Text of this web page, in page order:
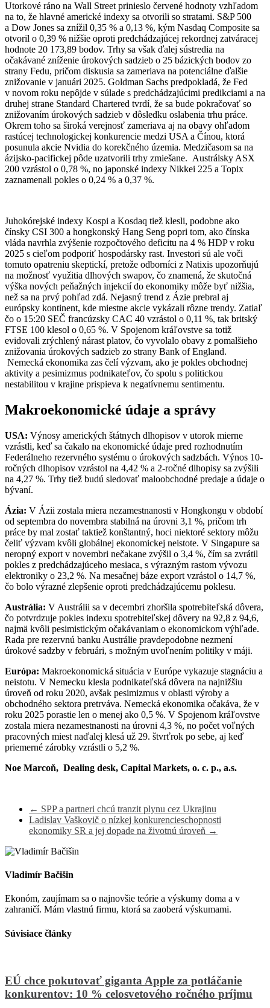
Utorkové ráno na Wall Street prinieslo červené hodnoty vzhľadom
na to, že hlavné americké indexy sa otvorili so stratami. S&P 500
a Dow Jones sa znížil 0,35 % a 0,13 %, kým Nasdaq Composite sa
otvoril o 0,39 % nižšie oproti predchádzajúcej rekordnej zatváracej
hodnote 20 173,89 bodov. Trhy sa však ďalej sústredia na
očakávané zníženie úrokových sadzieb o 25 bázických bodov zo
strany Fedu, pričom diskusia sa zameriava na potenciálne ďalšie
znižovanie v januári 2025. Goldman Sachs predpokladá, že Fed
v novom roku nepôjde v súlade s predchádzajúcimi predikciami a na
druhej strane Standard Chartered tvrdí, že sa bude pokračovať so
znižovaním úrokových sadzieb v dôsledku oslabenia trhu práce.
Okrem toho sa široká verejnosť zameriava aj na obavy ohľadom
rastúcej technologickej konkurencie medzi USA a Čínou, ktorá
posunula akcie Nvidia do korekčného územia. Medzičasom sa na
ázijsko-pacifickej pôde uzatvorili trhy zmiešane. Austrálsky ASX
200 vzrástol o 0,78 %, no japonské indexy Nikkei 225 a Topix
zaznamenali pokles o 0,24 % a 0,37 %.
Juhokórejské indexy Kospi a Kosdaq tiež klesli, podobne ako
čínsky CSI 300 a hongkonský Hang Seng popri tom, ako čínska
vláda navrhla zvýšenie rozpočtového deficitu na 4 % HDP v roku
2025 s cieľom podporiť hospodársky rast. Investori sú ale voči
tomuto opatreniu skeptickí, pretože odborníci z Natixis upozorňujú
na možnosť využitia dlhových swapov, čo znamená, že skutočná
výška nových peňažných injekcií do ekonomiky môže byť nižšia,
než sa na prvý pohľad zdá. Nejasný trend z Ázie prebral aj
európsky kontinent, kde miestne akcie vykázali rôzne trendy. Zatiaľ
čo o 15:20 SEČ francúzsky CAC 40 vzrástol o 0,11 %, tak britský
FTSE 100 klesol o 0,65 %. V Spojenom kráľovstve sa totiž
evidovali zrýchlený nárast platov, čo vyvolalo obavy z pomalšieho
znižovania úrokových sadzieb zo strany Bank of England.
Nemecká ekonomika zas čelí výzvam, ako je pokles obchodnej
aktivity a pesimizmus podnikateľov, čo spolu s politickou
nestabilitou v krajine prispieva k negatívnemu sentimentu.
Makroekonomické údaje a správy
USA: Výnosy amerických štátnych dlhopisov v utorok mierne
vzrástli, keď sa čakalo na ekonomické údaje pred rozhodnutím
Federálneho rezervného systému o úrokových sadzbách. Výnos 10-
ročných dlhopisov vzrástol na 4,42 % a 2-ročné dlhopisy sa zvýšili
na 4,27 %. Trhy tiež budú sledovať maloobchodné predaje a údaje o
bývaní.
Ázia: V Ázii zostala miera nezamestnanosti v Hongkongu v období
od septembra do novembra stabilná na úrovni 3,1 %, pričom trh
práce by mal zostať taktiež konštantný, hoci niektoré sektory môžu
čeliť výzvam kvôli globálnej ekonomickej neistote. V Singapure sa
neropný export v novembri nečakane zvýšil o 3,4 %, čím sa zvrátil
pokles z predchádzajúceho mesiaca, s výrazným rastom vývozu
elektroniky o 23,2 %. Na mesačnej báze export vzrástol o 14,7 %,
čo bolo výrazné zlepšenie oproti predchádzajúcemu poklesu.
Austrália: V Austrálii sa v decembri zhoršila spotrebiteľská dôvera,
čo potvrdzuje pokles indexu spotrebiteľskej dôvery na 92,8 z 94,6,
najmä kvôli pesimistickým očakávaniam o ekonomickom výhľade.
Rada pre rezervnú banku Austrálie pravdepodobne nezmení
úrokové sadzby v februári, s možným uvoľnením politiky v máji.
Európa: Makroekonomická situácia v Európe vykazuje stagnáciu a
neistotu. V Nemecku klesla podnikateľská dôvera na najnižšiu
úroveň od roku 2020, avšak pesimizmus v oblasti výroby a
obchodného sektora pretrváva. Nemecká ekonomika očakáva, že v
roku 2025 porastie len o menej ako 0,5 %. V Spojenom kráľovstve
zostala miera nezamestnanosti na úrovni 4,3 %, no počet voľných
pracovných miest naďalej klesá už 29. štvrťrok po sebe, aj keď
priemerné zárobky vzrástli o 5,2 %.
Noe Marcoň, Dealing desk, Capital Markets, o. c. p., a.s.
← SPP a partneri chcú tranzit plynu cez Ukrajinu
Ladislav Vaškovič o nízkej konkurencieschopnosti
ekonomiky SR a jej dopade na životnú úroveň →
Vladimír Bačišin
Ekonóm, zaujímam sa o najnovšie teórie a výskumy doma a v
zahraničí. Mám vlastnú firmu, ktorá sa zaoberá výskumami.
Súvisiace články
EÚ chce pokutovať giganta Apple za potláčanie
konkurentov: 10 % celosvetového ročného príjmu